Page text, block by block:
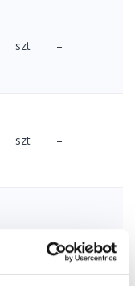
szt –
szt –